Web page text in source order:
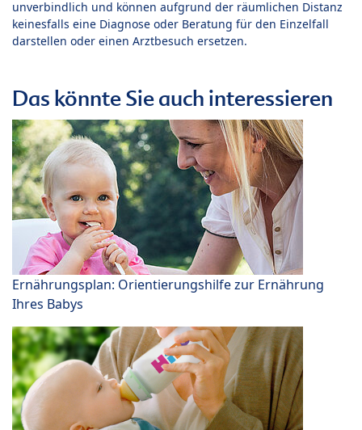
unverbindlich und können aufgrund der räumlichen Distanz
keinesfalls eine Diagnose oder Beratung für den Einzelfall
darstellen oder einen Arztbesuch ersetzen.
Das könnte Sie auch interessieren
Ernährungsplan: Orientierungshilfe zur Ernährung
Ihres Babys